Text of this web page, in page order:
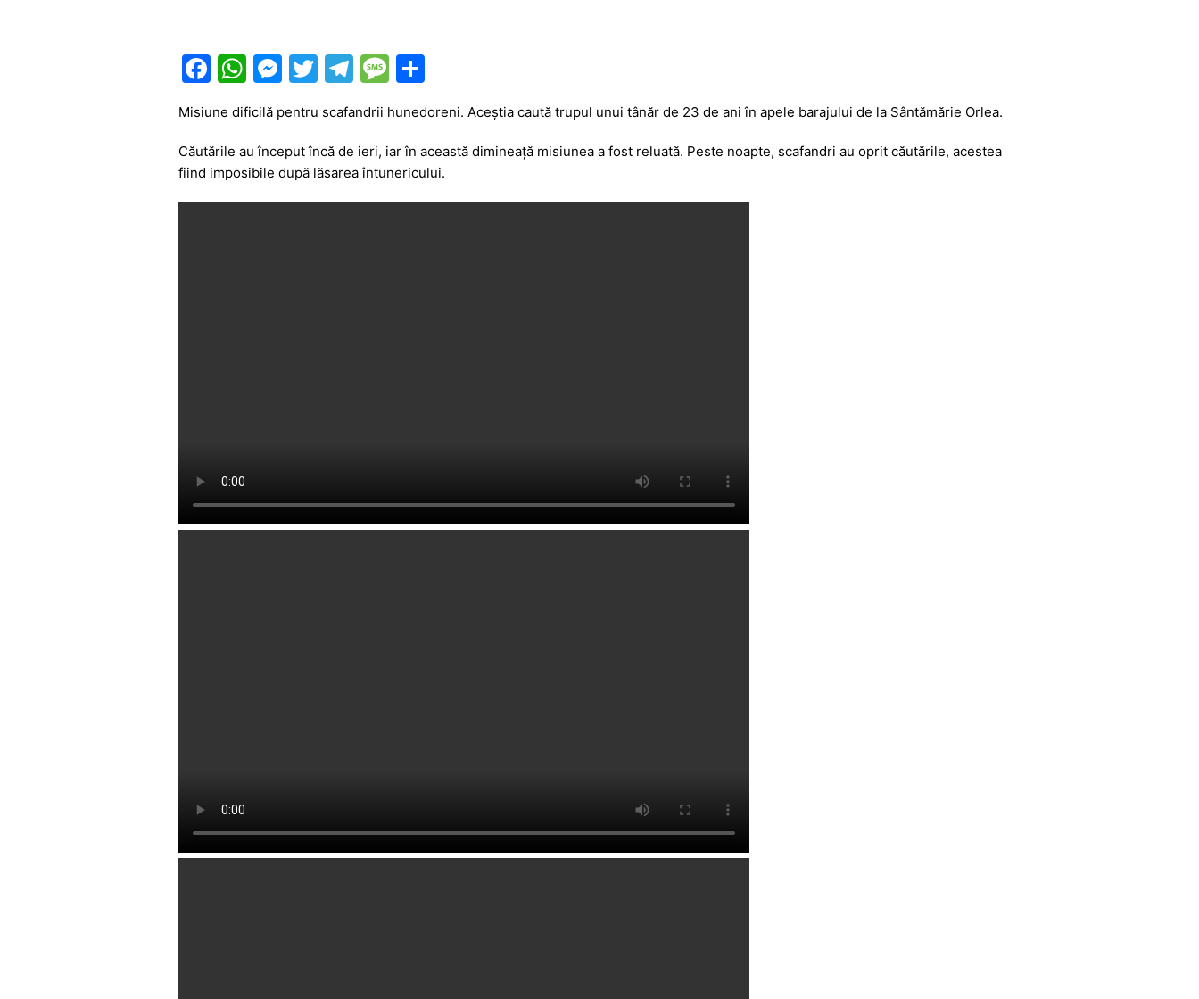
F
c
e
b
o
W
h
at
s
A
p
M
s
s
e
n
T
itt
er
T
e
gr
a
m
M
s
s
a
g
P
ta
je
a
z
Misiune dificilă pentru scafandrii hunedoreni. Aceștia caută trupul unui tânăr de 23 de ani în apele barajului de la Sântămărie Orlea.
Căutările au început încă de ieri, iar în această dimineață misiunea a fost reluată. Peste noapte, scafandri au oprit căutările, acestea
fiind imposibile după lăsarea întunericului.